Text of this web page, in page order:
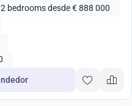
2 bedrooms desde € 888 000